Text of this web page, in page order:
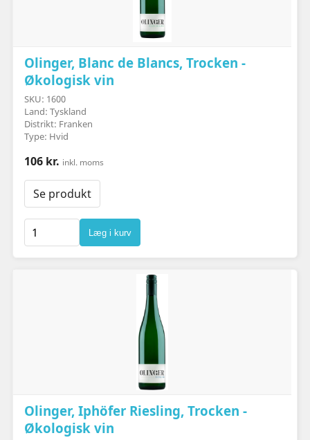
Olinger, Blanc de Blancs, Trocken -
Økologisk vin
SKU: 1600
Land: Tyskland
Distrikt: Franken
Type: Hvid
106 kr. inkl. moms
Se produkt
Læg i kurv
Olinger, Iphöfer Riesling, Trocken -
Økologisk vin